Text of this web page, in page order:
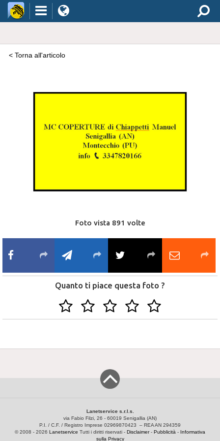
< Torna all'articolo
Foto vista 891 volte
Quanto ti piace questa foto ?
Lanetservice s.r.l.s.
via Fabio Filzi, 26 - 60019 Senigallia (AN)
P.I. / C.F. / Registro Imprese 02969870423 – REA AN 294359
© 2008 - 2026 Lanetservice Tutti i diritti riservati - Disclaimer- Pubblicità - Informativa
sulla Privacy